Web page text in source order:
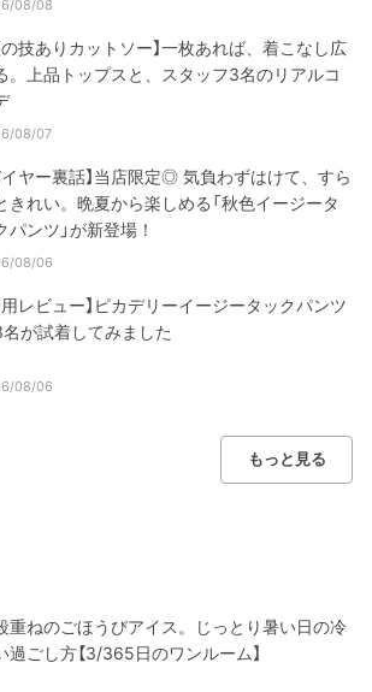
08/08
の技ありカットソー】一枚あれば、着こなし広
。上品トップスと、スタッフ3名のリアルコ
08/07
イヤー裏話】当店限定◎ 気負わずはけて、すら
きれい。晩夏から楽しめる「秋色イージータ
パンツ」が新登場！
08/06
用レビュー】ピカデリーイージータックパンツ
が試着してみました
08/06
もっと見る
重ねのごほうびアイス。じっとり暑い日の冷
過ごし方【3/365日のワンルーム】